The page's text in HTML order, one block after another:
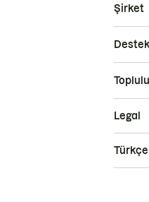
Şirket
Destek
Legal
Türkçe